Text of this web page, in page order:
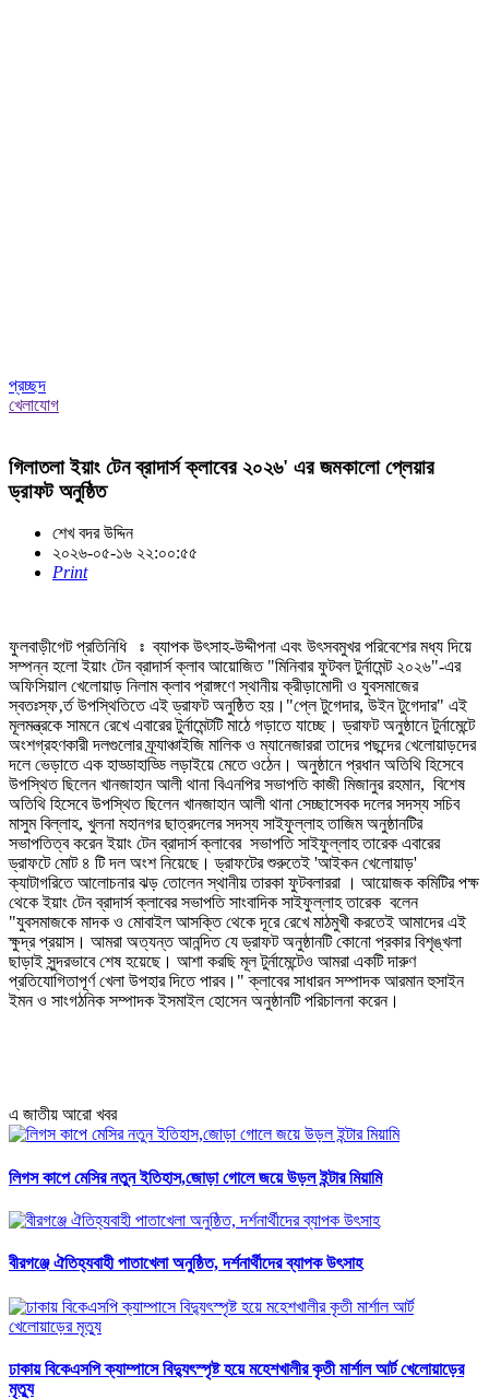
প্রচ্ছদ
খেলাযোগ
গিলাতলা ইয়াং টেন ব্রাদার্স ক্লাবের ২০২৬' এর জমকালো প্লেয়ার
ড্রাফট অনুষ্ঠিত
শেখ বদর উদ্দিন
২০২৬-০৫-১৬ ২২:০০:৫৫
Print
ফুলবাড়ীগেট প্রতিনিধি ঃ ব্যাপক উৎসাহ-উদ্দীপনা এবং উৎসবমুখর পরিবেশের মধ্য দিয়ে
সম্পন্ন হলো ইয়াং টেন ব্রাদার্স ক্লাব আয়োজিত "মিনিবার ফুটবল টুর্নামেন্ট ২০২৬"-এর
অফিসিয়াল খেলোয়াড় নিলাম ক্লাব প্রাঙ্গণে স্থানীয় ক্রীড়ামোদী ও যুবসমাজের
স্বতঃস্ফ‚র্ত উপস্থিতিতে এই ড্রাফট অনুষ্ঠিত হয়।"প্লে টুগেদার, উইন টুগেদার" এই
মূলমন্ত্রকে সামনে রেখে এবারের টুর্নামেন্টটি মাঠে গড়াতে যাচ্ছে। ড্রাফট অনুষ্ঠানে টুর্নামেন্টে
অংশগ্রহণকারী দলগুলোর ফ্র্যাঞ্চাইজি মালিক ও ম্যানেজাররা তাদের পছন্দের খেলোয়াড়দের
দলে ভেড়াতে এক হাড্ডাহাড্ডি লড়াইয়ে মেতে ওঠেন। অনুষ্ঠানে প্রধান অতিথি হিসেবে
উপস্থিত ছিলেন খানজাহান আলী থানা বিএনপির সভাপতি কাজী মিজানুর রহমান, বিশেষ
অতিথি হিসেবে উপস্থিত ছিলেন খানজাহান আলী থানা সেচ্ছাসেবক দলের সদস্য সচিব
মাসুম বিল্লাহ, খুলনা মহানগর ছাত্রদলের সদস্য সাইফুল্লাহ তাজিম অনুষ্ঠানটির
সভাপতিত্ব করেন ইয়াং টেন ব্রাদার্স ক্লাবের সভাপতি সাইফুল্লাহ তারেক এবারের
ড্রাফটে মোট ৪ টি দল অংশ নিয়েছে। ড্রাফটের শুরুতেই 'আইকন খেলোয়াড়'
ক্যাটাগরিতে আলোচনার ঝড় তোলেন স্থানীয় তারকা ফুটবলাররা । আয়োজক কমিটির পক্ষ
থেকে ইয়াং টেন ব্রাদার্স ক্লাবের সভাপতি সাংবাদিক সাইফুল্লাহ তারেক বলেন
"যুবসমাজকে মাদক ও মোবাইল আসক্তি থেকে দূরে রেখে মাঠমুখী করতেই আমাদের এই
ক্ষুদ্র প্রয়াস। আমরা অত্যন্ত আনন্দিত যে ড্রাফট অনুষ্ঠানটি কোনো প্রকার বিশৃঙ্খলা
ছাড়াই সুন্দরভাবে শেষ হয়েছে। আশা করছি মূল টুর্নামেন্টেও আমরা একটি দারুণ
প্রতিযোগিতাপূর্ণ খেলা উপহার দিতে পারব।" ক্লাবের সাধারন সম্পাদক আরমান হুসাইন
ইমন ও সাংগঠনিক সম্পাদক ইসমাইল হোসেন অনুষ্ঠানটি পরিচালনা করেন।
এ জাতীয় আরো খবর
লিগস কাপে মেসির নতুন ইতিহাস,জোড়া গোলে জয়ে উড়ল ইন্টার মিয়ামি
বীরগঞ্জে ঐতিহ্যবাহী পাতাখেলা অনুষ্ঠিত, দর্শনার্থীদের ব্যাপক উৎসাহ
ঢাকায় বিকেএসপি ক্যাম্পাসে বিদ্যুৎস্পৃষ্ট হয়ে মহেশখালীর কৃতী মার্শাল আর্ট খেলোয়াড়ের
মৃত্যু